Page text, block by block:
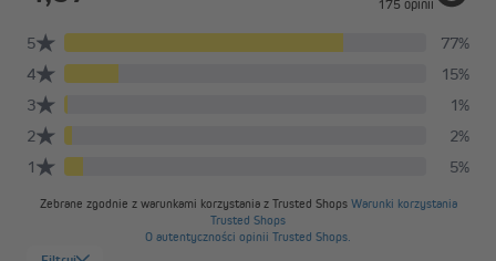
Napięcie diagonalne - praktyczne i stabilne
Diagonalnie napięte linki oraz system napinający ukryty w
aluminiowych szynach zapobiegają opadaniu tkaniny i
zapewniają wyjątkową stabilność. W przeciwieństwie do wielu
innych modeli tu nie jest potrzebny hamulec. Podczas montażu
możesz napiąć roletę plisowaną Pure dokładnie tak mocno, jak
Dzięki diagonalnemu systemowi napięcia roletę można
zamontować bardzo blisko szyby, co sprawia, że roleta